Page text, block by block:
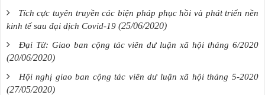
Tích cực tuyên truyền các biện pháp phục hồi và phát triển nền
kinh tế sau đại dịch Covid-19 (25/06/2020)
Đại Từ: Giao ban cộng tác viên dư luận xã hội tháng 6/2020
(20/06/2020)
Hội nghị giao ban cộng tác viên dư luận xã hội tháng 5-2020
(27/05/2020)